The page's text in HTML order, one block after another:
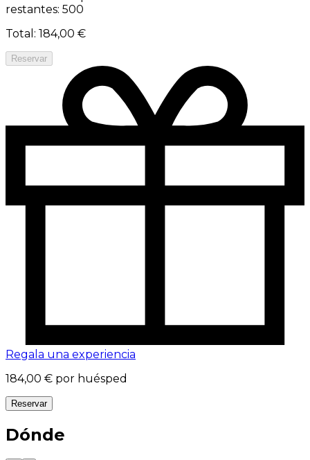
restantes: 500
Total : 184,00 €
Reservar
Regala una experiencia
184,00 € por huésped
Reservar
Dónde